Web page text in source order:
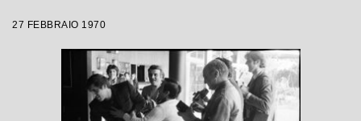
27 FEBBRAIO 1970